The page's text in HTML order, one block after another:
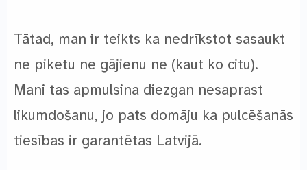
Tātad, man ir teikts ka nedrīkstot sasaukt
ne piketu ne gājienu ne (kaut ko citu).
Mani tas apmulsina diezgan nesaprast
likumdošanu, jo pats domāju ka pulcēšanās
tiesības ir garantētas Latvijā.